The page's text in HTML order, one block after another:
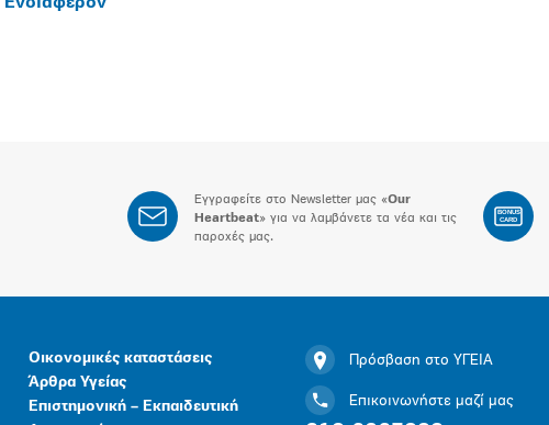
Εγγραφείτε στο Newsletter μας «Our
Heartbeat» για να λαμβάνετε τα νέα και τις
παροχές μας.
BONUS
CARD
Οικονομικές καταστάσεις
Άρθρα Υγείας
Επιστημονική – Εκπαιδευτική
Πρόσβαση στο ΥΓΕΙΑ
Επικοινωνήστε μαζί μας